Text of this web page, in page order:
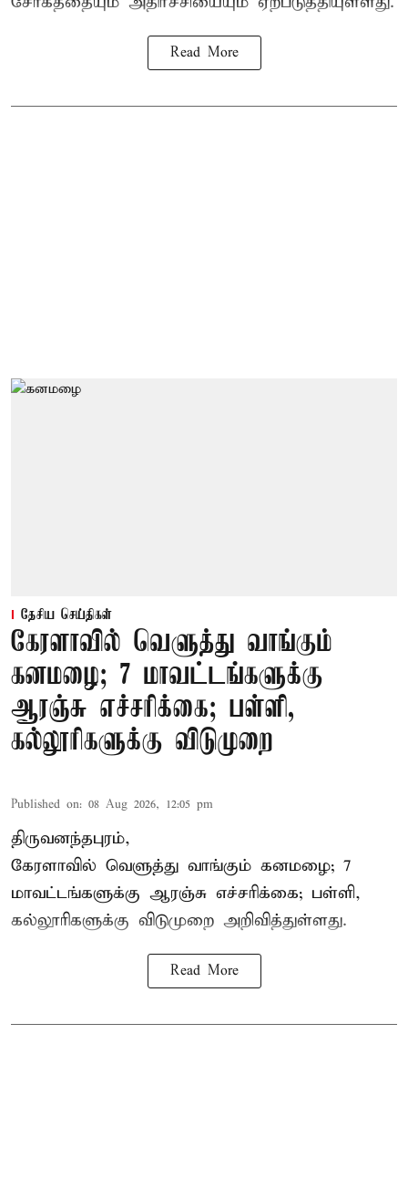
Read More
தேசிய செய்திகள்
கேரளாவில் வெளுத்து வாங்கும்
கனமழை; 7 மாவட்டங்களுக்கு
ஆரஞ்சு எச்சரிக்கை; பள்ளி,
கல்லூரிகளுக்கு விடுமுறை
Published on: 08 Aug 2026, 12:05 pm
திருவனந்தபுரம்,
கேரளாவில் வெளுத்து வாங்கும் கனமழை; 7
மாவட்டங்களுக்கு ஆரஞ்சு எச்சரிக்கை; பள்ளி,
கல்லூரிகளுக்கு விடுமுறை அறிவித்துள்ளது.
Read More